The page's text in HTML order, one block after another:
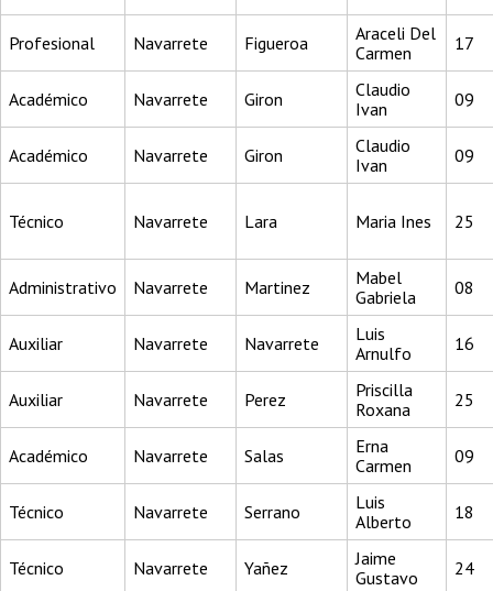
Profesional Navarrete Figueroa
Araceli Del
Carmen
17
Académico Navarrete Giron
Claudio
Ivan
09
Académico Navarrete Giron
Claudio
Ivan
09
Técnico Navarrete Lara Maria Ines 25
Administrativo Navarrete Martinez
Mabel
Gabriela
08
Auxiliar Navarrete Navarrete
Luis
Arnulfo
16
Auxiliar Navarrete Perez
Priscilla
Roxana
25
Académico Navarrete Salas
Erna
Carmen
09
Técnico Navarrete Serrano
Luis
Alberto
18
Técnico Navarrete Yañez
Jaime
Gustavo
24